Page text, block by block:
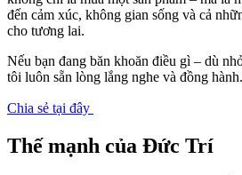
đến cảm xúc, không gian sống và cả
cho tương lai.
Nếu bạn đang băn khoăn điều gì – dù
tôi luôn sẵn lòng lắng nghe và đồng hành.
Chia sẻ tại đây
Thế mạnh của Đức Trí